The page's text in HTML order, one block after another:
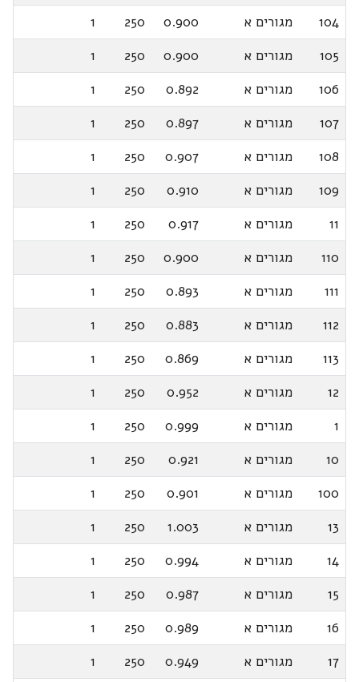
104
מגורים א 0.900
250
1
105
מגורים א 0.900
250
1
106
מגורים א 0.892
250
1
107
מגורים א 0.897
250
1
108
מגורים א 0.907
250
1
109
מגורים א 0.910
250
1
11
מגורים א 0.917
250
1
110
מגורים א 0.900
250
1
111
מגורים א 0.893
250
1
112
מגורים א 0.883
250
1
113
מגורים א 0.869
250
1
12
מגורים א 0.952
250
1
1
מגורים א 0.999
250
1
10
מגורים א 0.921
250
1
100
מגורים א 0.901
250
1
13
מגורים א 1.003
250
1
14
מגורים א 0.994
250
1
15
מגורים א 0.987
250
1
16
מגורים א 0.989
250
1
17
מגורים א 0.949
250
1